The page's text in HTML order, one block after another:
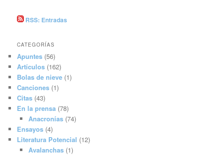
RSS: Entradas
CATEGORÍAS
Apuntes (56)
Artículos (162)
Bolas de nieve (1)
Canciones (1)
Citas (43)
En la prensa (78)
Anacronías(74)
Ensayos (4)
Literatura Potencial (12)
Avalanchas(1)